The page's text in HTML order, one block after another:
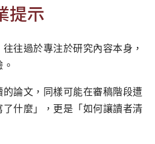
提示
往過於專注於研究內容本身，
論文，同樣可能在審稿階段遭
什麼」，更是「如何讓讀者清